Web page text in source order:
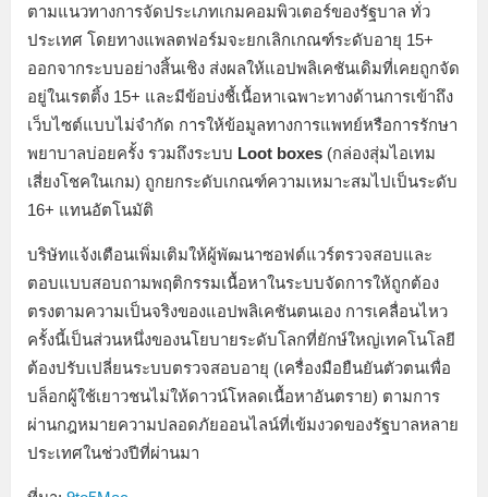
ตามแนวทางการจัดประเภทเกมคอมพิวเตอร์ของรัฐบาล ทั่ว
ประเทศ โดยทางแพลตฟอร์มจะยกเลิกเกณฑ์ระดับอายุ 15+
ออกจากระบบอย่างสิ้นเชิง ส่งผลให้แอปพลิเคชันเดิมที่เคยถูกจัด
อยู่ในเรตติ้ง 15+ และมีข้อบ่งชี้เนื้อหาเฉพาะทางด้านการเข้าถึง
เว็บไซต์แบบไม่จำกัด การให้ข้อมูลทางการแพทย์หรือการรักษา
พยาบาลบ่อยครั้ง รวมถึงระบบ Loot boxes (กล่องสุ่มไอเทม
เสี่ยงโชคในเกม) ถูกยกระดับเกณฑ์ความเหมาะสมไปเป็นระดับ
16+ แทนอัตโนมัติ
บริษัทแจ้งเตือนเพิ่มเติมให้ผู้พัฒนาซอฟต์แวร์ตรวจสอบและ
ตอบแบบสอบถามพฤติกรรมเนื้อหาในระบบจัดการให้ถูกต้อง
ตรงตามความเป็นจริงของแอปพลิเคชันตนเอง การเคลื่อนไหว
ครั้งนี้เป็นส่วนหนึ่งของนโยบายระดับโลกที่ยักษ์ใหญ่เทคโนโลยี
ต้องปรับเปลี่ยนระบบตรวจสอบอายุ (เครื่องมือยืนยันตัวตนเพื่อ
บล็อกผู้ใช้เยาวชนไม่ให้ดาวน์โหลดเนื้อหาอันตราย) ตามการ
ผ่านกฎหมายความปลอดภัยออนไลน์ที่เข้มงวดของรัฐบาลหลาย
ประเทศในช่วงปีที่ผ่านมา